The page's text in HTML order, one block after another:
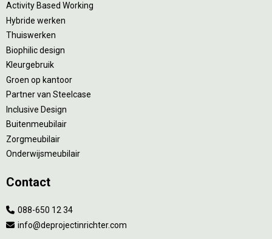
Activity Based Working
Hybride werken
Thuiswerken
Biophilic design
Kleurgebruik
Groen op kantoor
Partner van Steelcase
Inclusive Design
Buitenmeubilair
Zorgmeubilair
Onderwijsmeubilair
Contact
088-650 12 34
info@deprojectinrichter.com